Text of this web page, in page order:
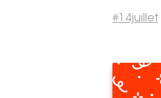
# 14juillet